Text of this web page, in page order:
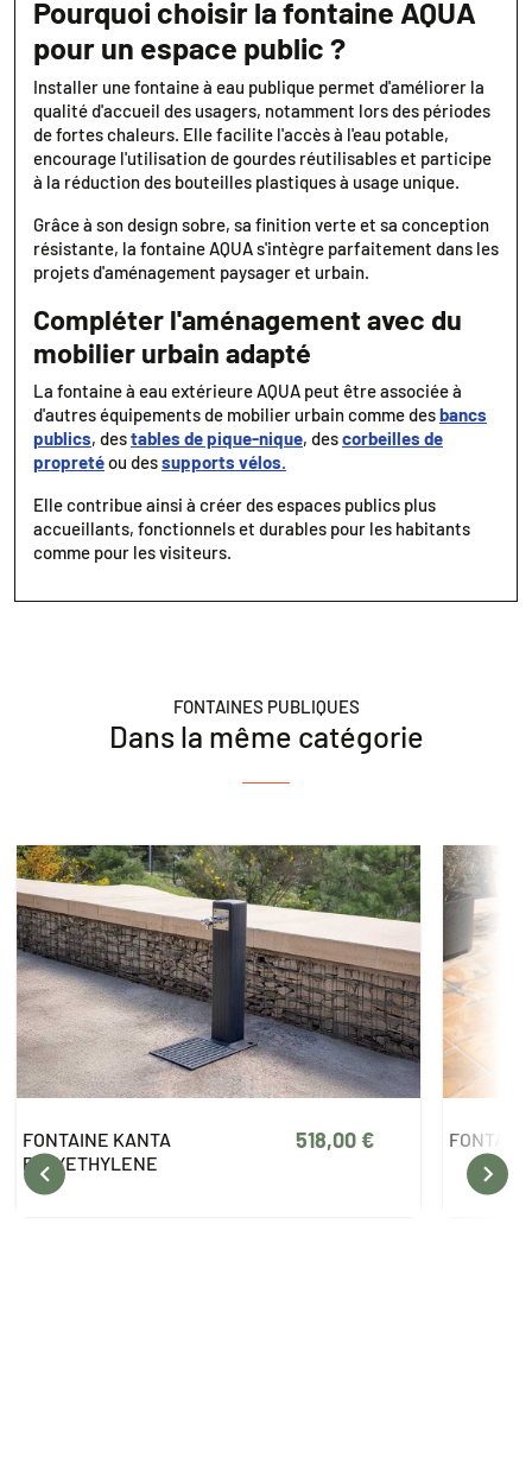
Pourquoi choisir la fontaine AQUA
pour un espace public ?
Installer une fontaine à eau publique permet d'améliorer la
qualité d'accueil des usagers, notamment lors des périodes
de fortes chaleurs. Elle facilite l'accès à l'eau potable,
encourage l'utilisation de gourdes réutilisables et participe
à la réduction des bouteilles plastiques à usage unique.
Grâce à son design sobre, sa finition verte et sa conception
résistante, la fontaine AQUA s'intègre parfaitement dans les
projets d'aménagement paysager et urbain.
Compléter l'aménagement avec du
mobilier urbain adapté
La fontaine à eau extérieure AQUA peut être associée à
d'autres équipements de mobilier urbain comme desbancs
publics, destables de pique-nique, descorbeilles de
propretéou dessupports vélos.
Elle contribue ainsi à créer des espaces publics plus
accueillants, fonctionnels et durables pour les habitants
comme pour les visiteurs.
FONTAINES PUBLIQUES
Dans la même catégorie
FONTAINE DOUBLE 1 338,00 €
 